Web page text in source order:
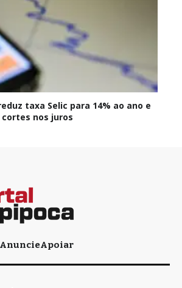
taxa Selic para 14% ao ano e
nos juros
AnuncieApoiar